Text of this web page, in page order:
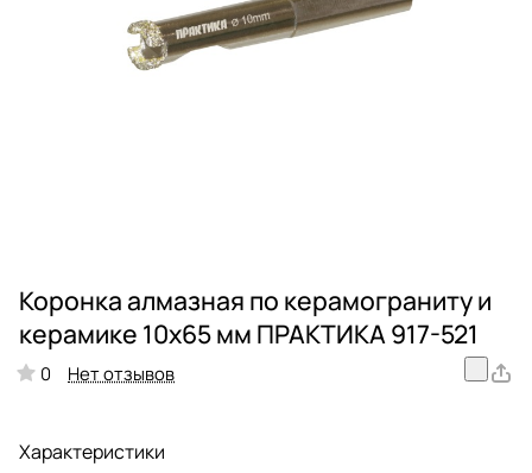
Коронка алмазная по керамограниту и
керамике 10х65 мм ПРАКТИКА 917-521
0 Нет отзывов
Характеристики